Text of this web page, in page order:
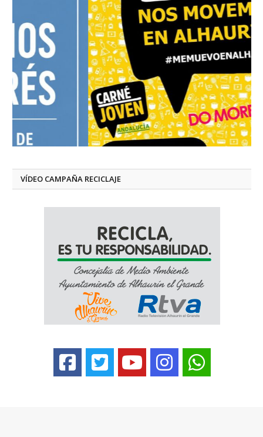
VÍDEO CAMPAÑA RECICLAJE